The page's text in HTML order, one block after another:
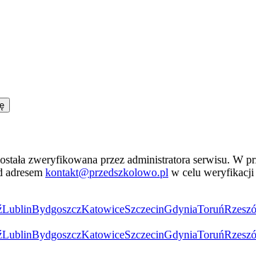
zweryfikowana przez administratora serwisu. W
adresem kontakt@przedszkolowo.pl w celu weryfikacji
LublinBydgoszczKatowiceSzczecinGdyniaToruń
LublinBydgoszczKatowiceSzczecinGdyniaToruń